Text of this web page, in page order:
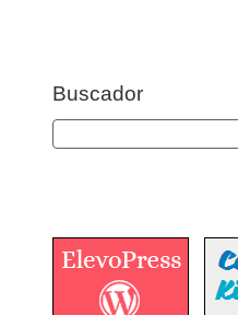
Buscador